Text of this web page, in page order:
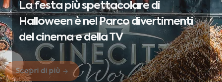
La festa più spettacolare di
Halloween è nel Parco divertimenti
del cinema e della TV
Scopri di più